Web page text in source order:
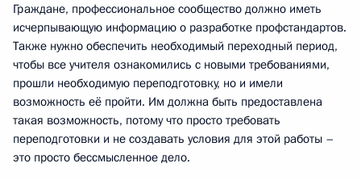
Граждане, профессиональное сообщество должно иметь
исчерпывающую информацию о разработке профстандартов.
Также нужно обеспечить необходимый переходный период,
чтобы все учителя ознакомились с новыми требованиями,
прошли необходимую переподготовку, но и имели
возможность её пройти. Им должна быть предоставлена
такая возможность, потому что просто требовать
переподготовки и не создавать условия для этой работы –
это просто бессмысленное дело.